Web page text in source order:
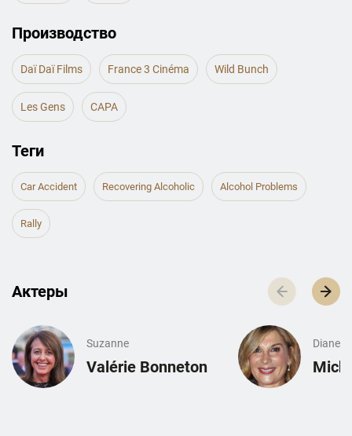
Производство
Daï Daï Films France 3 Cinéma Wild Bunch
Les Gens CAPA
Теги
Car Accident Recovering Alcoholic Alcohol Problems
Rally
Актеры
Suzanne
Valérie Bonneton
Diane